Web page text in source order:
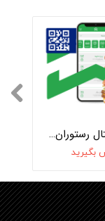
منو دیجیتال رستوران و کافی شاپ بدون پرداخت آنلاین
بگیرید